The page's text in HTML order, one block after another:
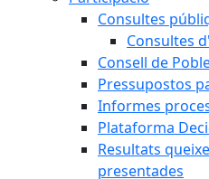
Consultes
Consultes
Consell de
Pressupostos
Informes
Plataforma
Resultats
presentades